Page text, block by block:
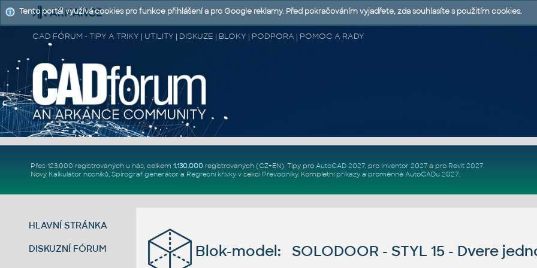
CAD FÓRUM - TIPY A TRIKY | UTILITY | DISKUZE | BLOKY | PODPORA | POMOC A RADY
Přes 123.000 registrovaných u nás, celkem 1.130.000registrovaných (CZ+EN). Tipy pro AutoCAD 2027, pro Inventor 2027a pro Revit 2027.
Nový Kalkulátor nosníků, Spirograf generátor a Regresní křivkyv sekci Převodníky. Kompletní příkazya proměnné AutoCADu 2027.
HLAVNÍ STRÁNKA
DISKUZNÍ FÓRUM Blok-model: SOLODOOR - STYL 15 - Dvere
Tento portál využívá cookies pro funkce přihlášení a pro Google reklamy. Před pokračováním vyjadřete, zda souhlasíte s použitím cookies.